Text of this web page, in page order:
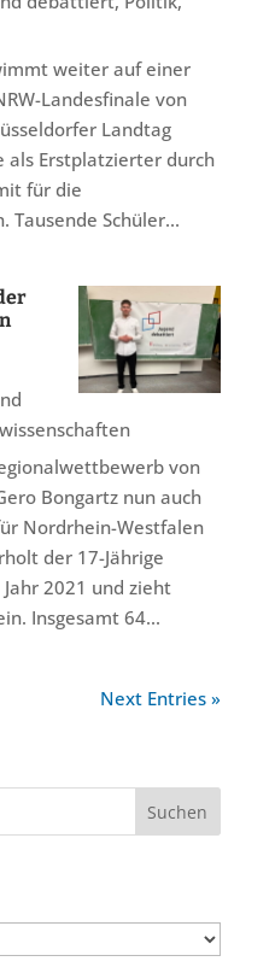
weiter auf einer
Landesfinale von
Landtag
als Erstplatzierter durch
für die
Tausende Schüler...
von
Bongartz nun auch
Nordrhein-Westfalen
der 17-Jährige
2021 und zieht
Insgesamt 64...
Next Entries »